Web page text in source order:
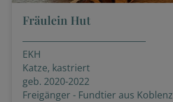
Fräulein Hut
EKH
Katze, kastriert
geb. 2020-2022
Freigänger - Fundtier aus Koblenz